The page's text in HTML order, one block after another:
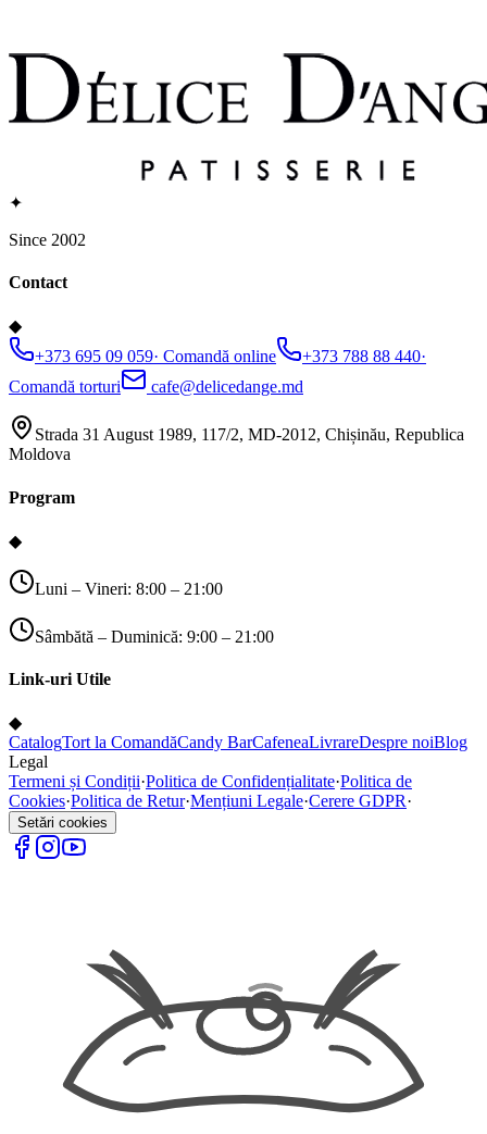
✦
Since 2002
Contact
◆
+373 695 09 059· Comandă online +373 788 88 440·
Comandă torturi
cafe@delicedange.md
Strada 31 August 1989, 117/2, MD-2012, Chișinău, Republica
Moldova
Program
◆
Luni – Vineri: 8:00 – 21:00
Sâmbătă – Duminică: 9:00 – 21:00
Link-uri Utile
◆
CatalogTort la ComandăCandy BarCafeneaLivrareDespre noiBlog
Legal
Termeni și Condiții·Politica de Confidențialitate·Politica de
Cookies·Politica de Retur·Mențiuni Legale·Cerere GDPR·
Setări cookies